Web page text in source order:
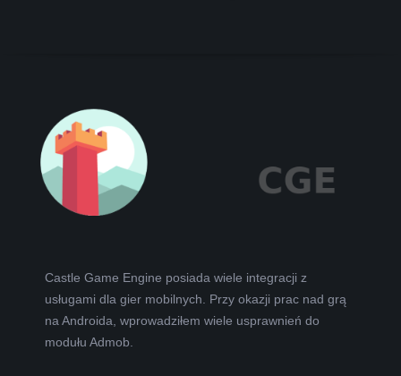
Castle Game Engine posiada wiele integracji z
usługami dla gier mobilnych. Przy okazji prac nad grą
na Androida, wprowadziłem wiele usprawnień do
modułu Admob.